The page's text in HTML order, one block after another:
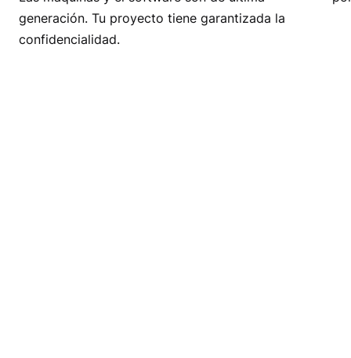
generación. Tu proyecto tiene garantizada la
confidencialidad.